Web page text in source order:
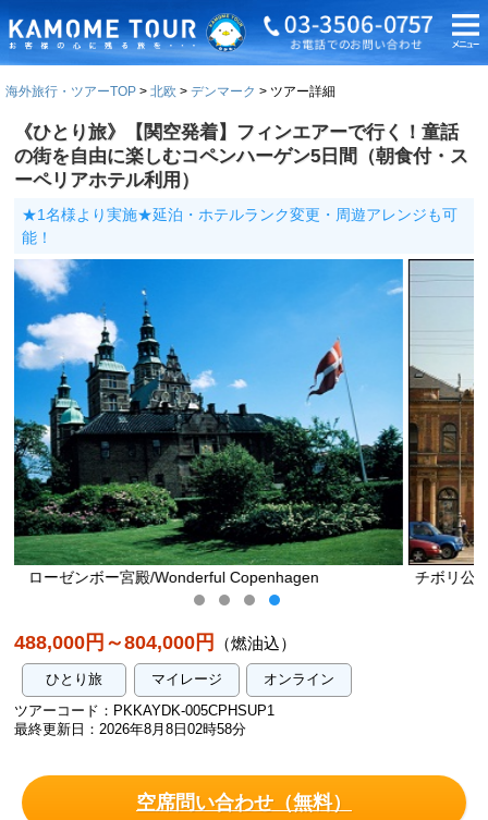
海外旅行・ツアーTOP 北欧 デンマーク ツアー詳細
《ひとり旅》【関空発着】フィンエアーで行く！童話
の街を自由に楽しむコペンハーゲン5日間（朝食付・ス
ーペリアホテル利用）
★1名様より実施★延泊・ホテルランク変更・周遊アレンジも可
能！
チボリ公園 エントランス/Tivoli/WONDERFUL
488,000円～804,000円 （燃油込）
ひとり旅 マイレージ
オンライン
ツアーコード：PKKAYDK-005CPHSUP1
最終更新日：2026年8月8日02時58分
空席問い合わせ（無料）